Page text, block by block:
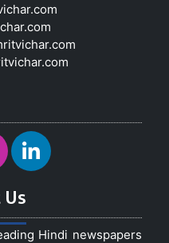
Hindi newspapers